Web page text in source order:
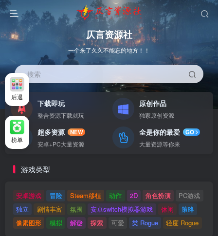
仄言资源社
一个来了久久不能忘的地方！！
搜索
下载即玩
整合资源下载就玩
原创作品
独家原创资源
超多资源
NEW
安卓+PC大量资源
全是你的最爱
GO
大量资源等你来
游戏类型
安卓游戏 冒险 Steam移植 动作 2D 角色扮演
PC游戏
独立
剧情丰富 氛围 安卓switch模拟器游戏 休闲
策略
像素图形
模拟 解谜 探索 可爱 类 Rogue 轻度 Rogue
后退
榜单